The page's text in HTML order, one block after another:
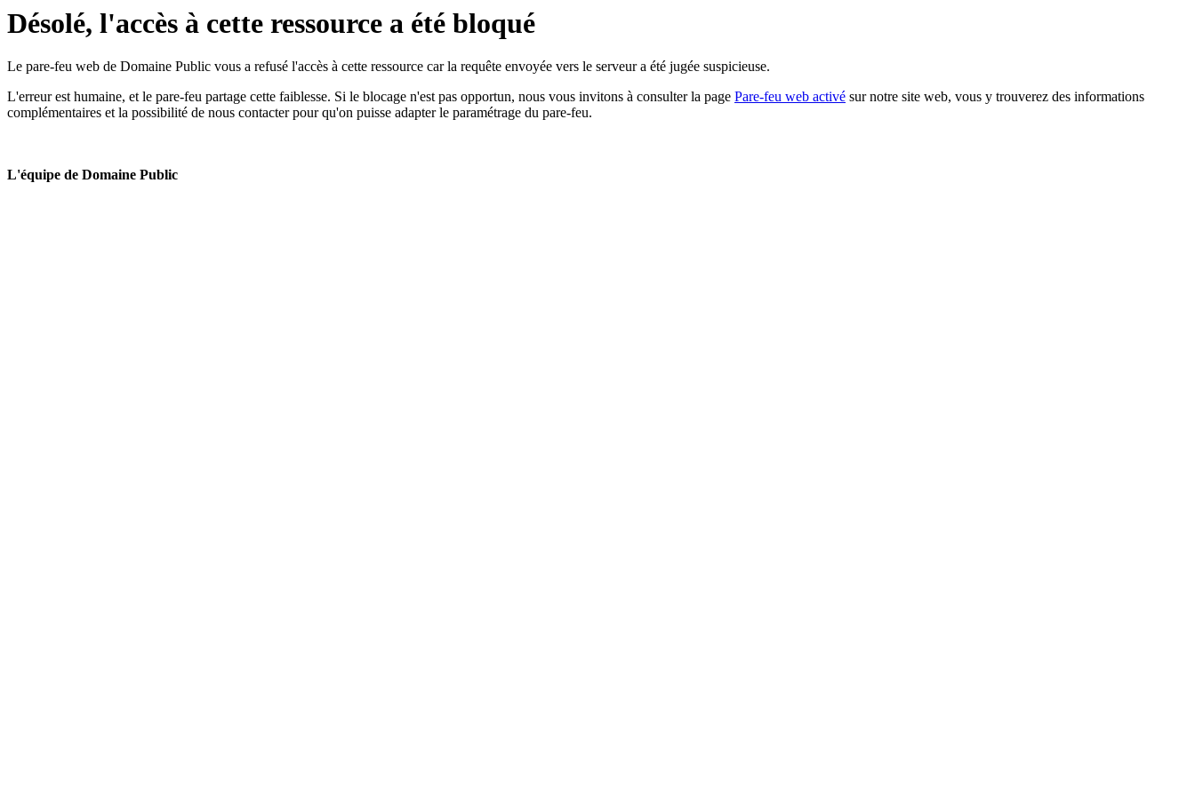
Désolé, l'accès à cette ressource a été bloqué
Le pare-feu web de Domaine Public vous a refusé l'accès à cette ressource car la requête envoyée vers le serveur a été jugée suspicieuse.
L'erreur est humaine, et le pare-feu partage cette faiblesse. Si le blocage n'est pas opportun, nous vous invitons à consulter la page Pare-feu web activé sur notre site web, vous y trouverez des informations
complémentaires et la possibilité de nous contacter pour qu'on puisse adapter le paramétrage du pare-feu.
L'équipe de Domaine Public